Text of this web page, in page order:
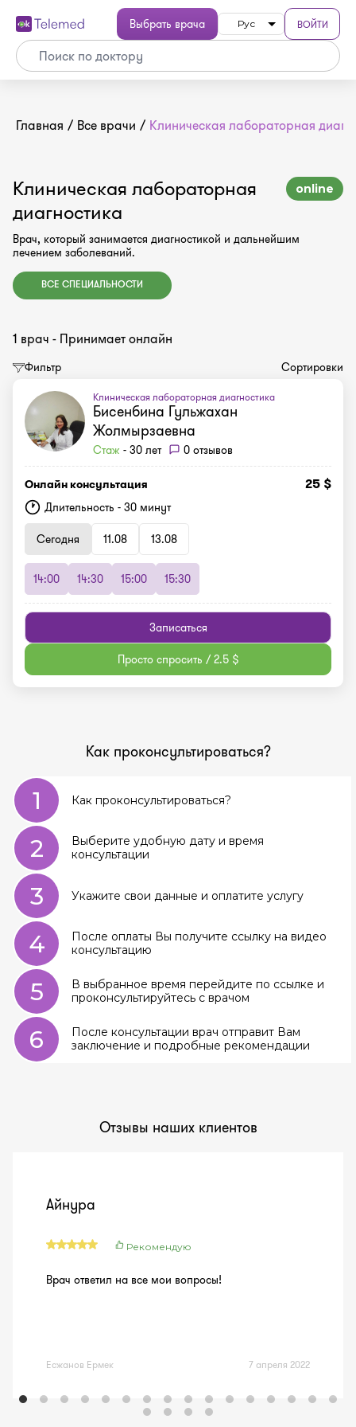
Выбрать врача Рус ВОЙТИ
Главная / Все врачи / Клиническая лабораторная
Клиническая лабораторная
диагностика
online
Врач, который занимается диагностикой и дальнейшим
лечением заболеваний.
ВСЕ СПЕЦИАЛЬНОСТИ
1 врач - Принимает онлайн
Фильтр Сортировки
Клиническая лабораторная диагностика
Бисенбина Гульжахан
Жолмырзаевна
Стаж - 30 лет 0 отзывов
Онлайн консультация 25 $
Длительность - 30 минут
Сегодня
11.08 13.08
14:00 14:30 15:00 15:30
Записаться
Просто спросить / 2.5 $
Как проконсультироваться?
1 Как проконсультироваться?
2
Выберите удобную дату и время
консультации
3 Укажите свои данные и оплатите услугу
4
После оплаты Вы получите ссылку на видео
консультацию
5
В выбранное время перейдите по ссылке и
проконсультируйтесь с врачом
6
После консультации врач отправит Вам
заключение и подробные рекомендации
Отзывы наших клиентов
Айнура
Рекомендую
Врач ответил на все мои вопросы!
Есжанов Ермек 7 апреля 2022